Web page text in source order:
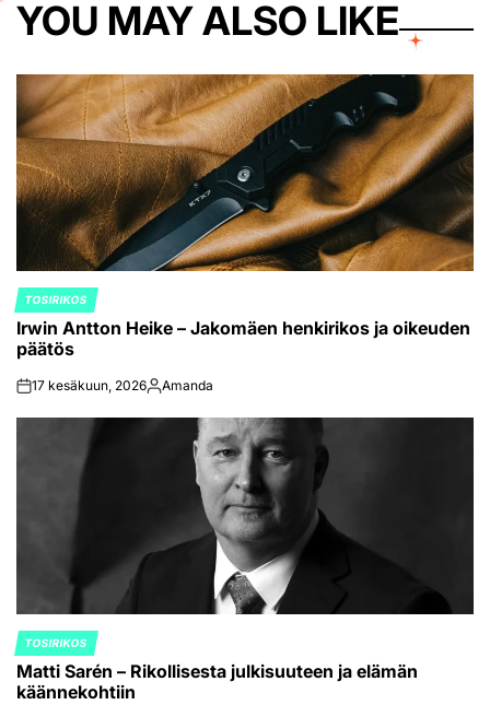
YOU MAY ALSO LIKE
POSTED
IN
TOSIRIKOS
Irwin Antton Heike – Jakomäen henkirikos ja oikeuden
päätös
on17 kesäkuun, 2026Posted
Amanda
POSTED
IN
TOSIRIKOS
Matti Sarén – Rikollisesta julkisuuteen ja elämän
käännekohtiin